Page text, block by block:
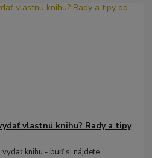
vlastnú knihu? Rady a tipy
knihu - buď si nájdete